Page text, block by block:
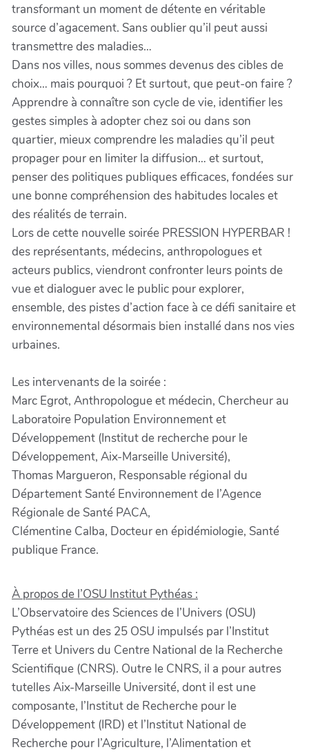
transformant un moment de détente en véritable
source d’agacement. Sans oublier qu’il peut aussi
transmettre des maladies…
Dans nos villes, nous sommes devenus des cibles de
choix… mais pourquoi ? Et surtout, que peut-on faire ?
Apprendre à connaître son cycle de vie, identifier les
gestes simples à adopter chez soi ou dans son
quartier, mieux comprendre les maladies qu’il peut
propager pour en limiter la diffusion… et surtout,
penser des politiques publiques efficaces, fondées sur
une bonne compréhension des habitudes locales et
des réalités de terrain.
Lors de cette nouvelle soirée PRESSION HYPERBAR !
des représentants, médecins, anthropologues et
acteurs publics, viendront confronter leurs points de
vue et dialoguer avec le public pour explorer,
ensemble, des pistes d’action face à ce défi sanitaire et
environnemental désormais bien installé dans nos vies
urbaines.
Les intervenants de la soirée :
Marc Egrot, Anthropologue et médecin, Chercheur au
Laboratoire Population Environnement et
Développement (Institut de recherche pour le
Développement, Aix-Marseille Université),
Thomas Margueron, Responsable régional du
Département Santé Environnement de l’Agence
Régionale de Santé PACA,
Clémentine Calba, Docteur en épidémiologie, Santé
publique France.
À propos de l’OSU Institut Pythéas :
L’Observatoire des Sciences de l’Univers (OSU)
Pythéas est un des 25 OSU impulsés par l’Institut
Terre et Univers du Centre National de la Recherche
Scientifique (CNRS). Outre le CNRS, il a pour autres
tutelles Aix-Marseille Université, dont il est une
composante, l’Institut de Recherche pour le
Développement (IRD) et l’Institut National de
Recherche pour l’Agriculture, l’Alimentation et